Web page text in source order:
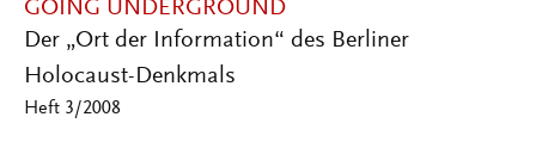
GOING UNDERGROUND
Der „Ort der Information“ des Berliner
Holocaust-Denkmals
Heft 3/2008